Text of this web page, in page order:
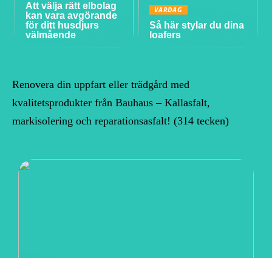
Att välja rätt elbolag
kan vara avgörande
för ditt husdjurs
välmående
VARDAG
Så här stylar du dina
loafers
Renovera din uppfart eller trädgård med
kvalitetsprodukter från Bauhaus – Kallasfalt,
markisolering och reparationsasfalt! (314 tecken)